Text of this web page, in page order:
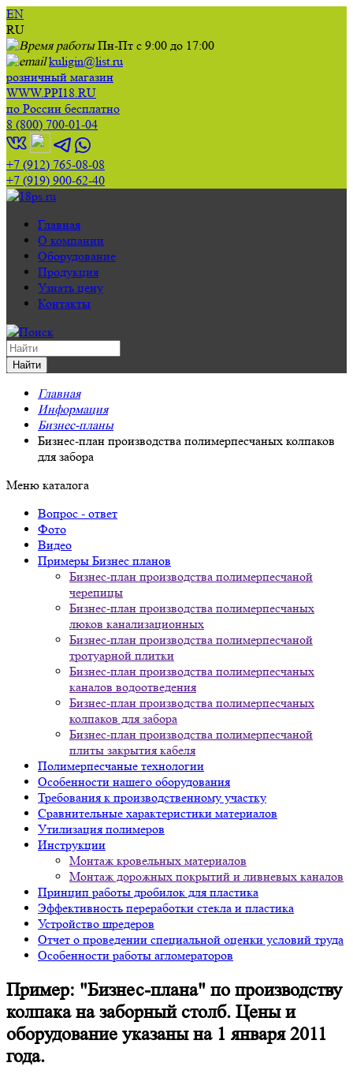
EN
RU
Пн-Пт с 9:00 до 17:00
kuligin@list.ru
розничный магазин
WWW.PPI18.RU
по России бесплатно
8 (800) 700-01-04
+7 (912) 765-08-08
+7 (919) 900-62-40
Главная
О компании
Оборудование
Продукция
Узнать цену
Контакты
Главная
Информация
Бизнес-планы
Бизнес-план производства полимерпесчаных колпаков
для забора
Меню каталога
Вопрос - ответ
Фото
Видео
Примеры Бизнес планов
Бизнес-план производства полимерпесчаной
черепицы
Бизнес-план производства полимерпесчаных
люков канализационных
Бизнес-план производства полимерпесчаной
тротуарной плитки
Бизнес-план производства полимерпесчаных
каналов водоотведения
Бизнес-план производства полимерпесчаных
колпаков для забора
Бизнес-план производства полимерпесчаной
плиты закрытия кабеля
Полимерпесчаные технологии
Особенности нашего оборудования
Требования к производственному участку
Сравнительные характеристики материалов
Утилизация полимеров
Инструкции
Монтаж кровельных материалов
Монтаж дорожных покрытий и ливневых каналов
Принцип работы дробилок для пластика
Эффективность переработки стекла и пластика
Устройство шредеров
Отчет о проведении специальной оценки условий труда
Особенности работы агломераторов
Пример: "Бизнес-плана" по производству
колпака на заборный столб. Цены и
оборудование указаны на 1 января 2011
года.